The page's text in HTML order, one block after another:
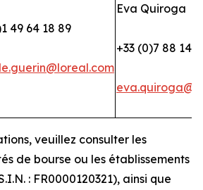
49 64 18 89
Eva Quiroga
+33 (0)7 88 14
veuillez consulter les
de bourse ou les établissements
: FR0000120321), ainsi que